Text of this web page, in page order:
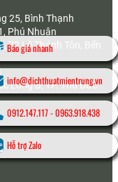
25, Bình Thạnh
Phú Nhuận
72 Lê Thánh Tôn, Bến
Long B, TP. Thủ Đức
Báo giá nhanh
info@dichthuatmientrung.vn
0912.147.117-0963.918.438
Hỗ trợ Zalo